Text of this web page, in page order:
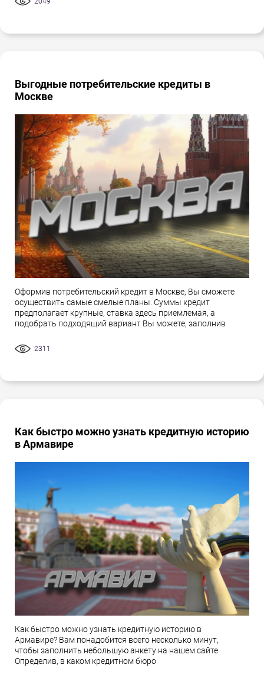
Выгодные потребительские кредиты в
Москве
Оформив потребительский кредит в Москве, Вы сможете
осуществить самые смелые планы. Суммы кредит
предполагает крупные, ставка здесь приемлемая, а
подобрать подходящий вариант Вы можете, заполнив
2311
Как быстро можно узнать кредитную историю
в Армавире
Как быстро можно узнать кредитную историю в
Армавире? Вам понадобится всего несколько минут,
чтобы заполнить небольшую анкету на нашем сайте.
Определив, в каком кредитном бюро